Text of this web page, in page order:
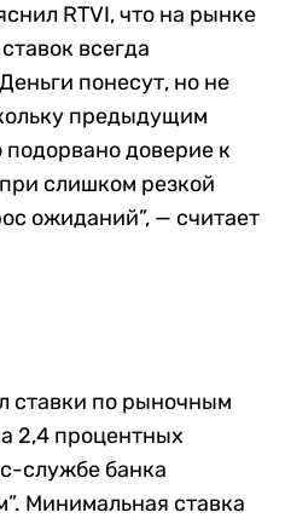
RTVI, что на рынке
всегда
понесут, но не
предыдущим
доверие к
слишком резкой
ожиданий”, — считает
ставки по рыночным
2,4 процентных
службе банка
Минимальная ставка